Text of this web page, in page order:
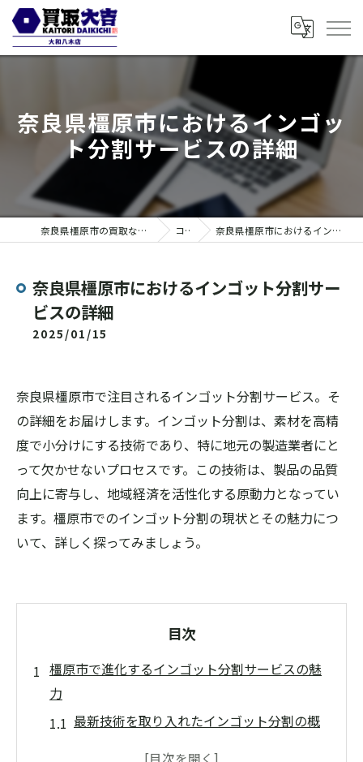
奈良県橿原市におけるインゴッ
ト分割サービスの詳細
奈良県橿原市の買取なら買取大吉 大和八木店 コラム 奈良県橿原市におけるインゴット分割サービスの詳細
奈良県橿原市におけるインゴット分割サー
ビスの詳細
2025/01/15
奈良県橿原市で注目されるインゴット分割サービス。そ
の詳細をお届けします。インゴット分割は、素材を高精
度で小分けにする技術であり、特に地元の製造業者にと
って欠かせないプロセスです。この技術は、製品の品質
向上に寄与し、地域経済を活性化する原動力となってい
ます。橿原市でのインゴット分割の現状とその魅力につ
いて、詳しく探ってみましょう。
目次
橿原市で進化するインゴット分割サービスの魅
力
最新技術を取り入れたインゴット分割の概